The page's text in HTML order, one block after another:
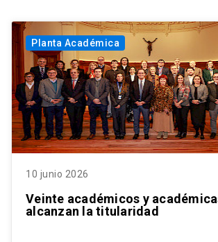
Planta Académica
10 junio 2026
Veinte académicos y
alcanzan la titularidad